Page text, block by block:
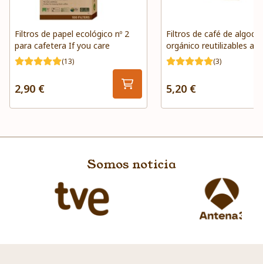
Filtros de papel ecológico nº 2
para cafetera If you care
(13)
2,90 €
Filtros de café de
orgánico reutilizables ah
(3)
5,20 €
Somos noticia